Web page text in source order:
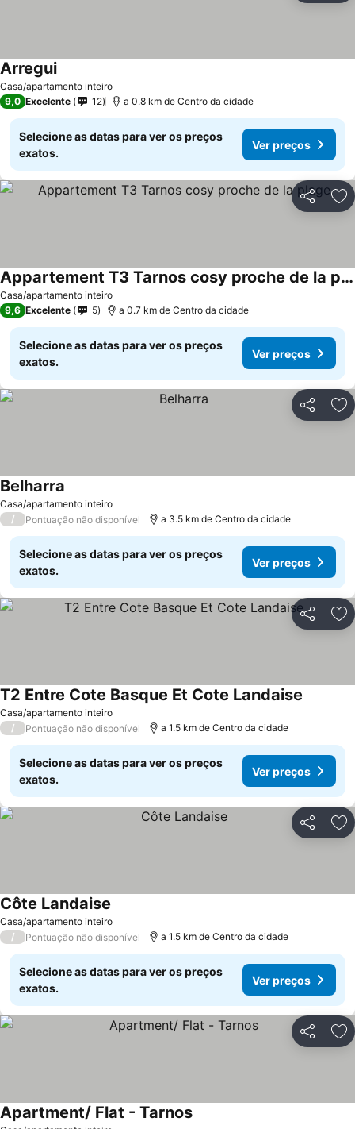
Casa/apartamento inteiro
ArreguiVer preços
9,0 Excelente 12 a 0.8 km de Centro da cidade
Selecione as datas para ver os preços
exatos.
Ver preços
Partilhar
Casa/apartamento inteiro
Appartement T3 Tarnos cosy proche de la plage
Ver preços
9,6 Excelente 5 a 0.7 km de Centro da cidade
Selecione as datas para ver os preços
exatos.
Ver preços
Partilhar
Casa/apartamento inteiro
Belharra
/ Pontuação não disponível a 3.5 km de Centro da cidade
Selecione as datas para ver os preços
exatos.
Ver preços
Partilhar
Casa/apartamento inteiro
T2 Entre Cote Basque Et Cote Landaise
/ Pontuação não disponível a 1.5 km de Centro da cidade
Selecione as datas para ver os preços
exatos.
Ver preços
Partilhar
Casa/apartamento inteiro
Côte Landaise
/ Pontuação não disponível a 1.5 km de Centro da cidade
Selecione as datas para ver os preços
exatos.
Ver preços
Partilhar
Apartment/ Flat - TarnosVer preços